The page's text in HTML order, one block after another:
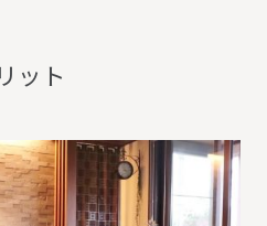
リ ッ ト